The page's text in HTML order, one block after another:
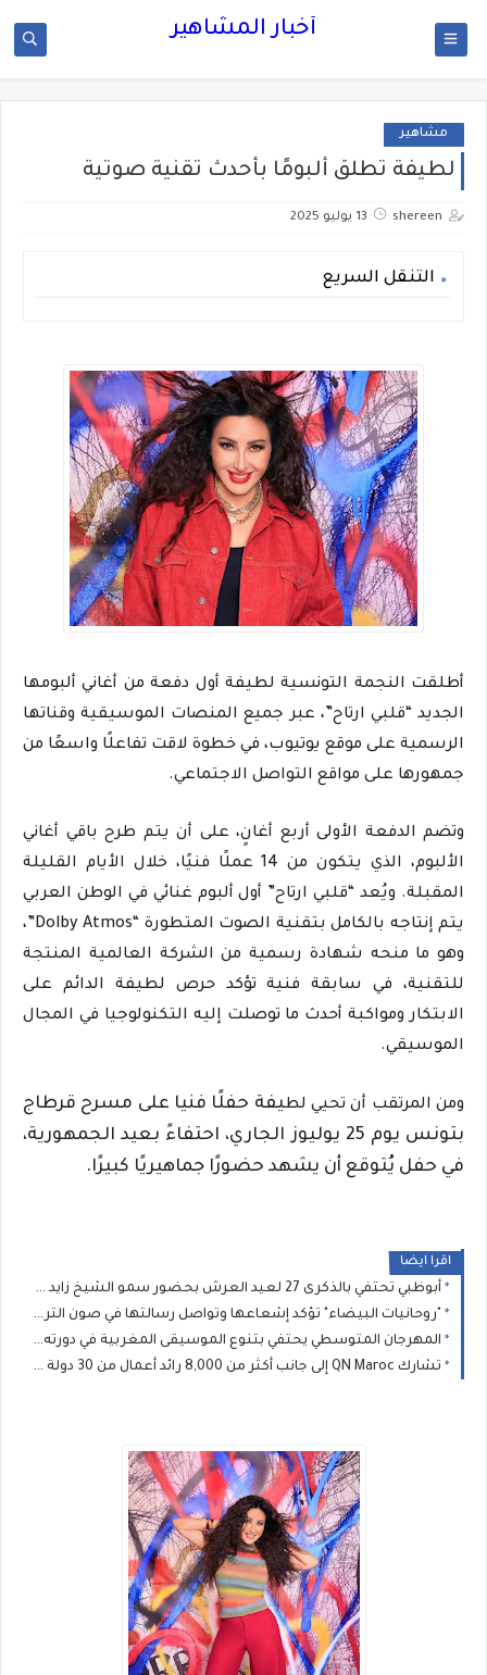
أخبار المشاهير
مشاهير
لطيفة تطلق ألبومًا بأحدث تقنية صوتية
shereen 13 يوليو 2025
التنقل السريع
أطلقت النجمة التونسية لطيفة أول دفعة من أغاني ألبومها
الجديد “قلبي ارتاح”، عبر جميع المنصات الموسيقية وقناتها
الرسمية على موقع يوتيوب، في خطوة لاقت تفاعلًا واسعًا من
جمهورها على مواقع التواصل الاجتماعي.
وتضم الدفعة الأولى أربع أغانٍ، على أن يتم طرح باقي أغاني
الألبوم، الذي يتكون من 14 عملًا فنيًا، خلال الأيام القليلة
المقبلة. ويُعد “قلبي ارتاح” أول ألبوم غنائي في الوطن العربي
يتم إنتاجه بالكامل بتقنية الصوت المتطورة “Dolby Atmos”،
وهو ما منحه شهادة رسمية من الشركة العالمية المنتجة
للتقنية، في سابقة فنية تؤكد حرص لطيفة الدائم على
الابتكار ومواكبة أحدث ما توصلت إليه التكنولوجيا في المجال
الموسيقي.
ومن المرتقب أن تحيي لطيفة حفلًا فنيا على مسرح قرطاج
بتونس يوم 25 يوليوز الجاري، احتفاءً بعيد الجمهورية،
في حفل يُتوقع أن يشهد حضورًا جماهيريًا كبيرًا.
اقرا ايضا
أبوظبي تحتفي بالذكرى 27 لعيد العرش بحضور سمو الشيخ زايد بن محمد بن زايد وسمو الشيخ نهيان بن مبارك
"روحانيات البيضاء" تؤكد إشعاعها وتواصل رسالتها في صون التراث الموسيقي المغربي
المهرجان المتوسطي يحتفي بتنوع الموسيقى المغربية في دورته الثانية عشرة
تشارك QN Maroc إلى جانب أكثر من 8,000 رائد أعمال من 30 دولة في مؤتمر V-Convention 2026 العالمي بماليزيا